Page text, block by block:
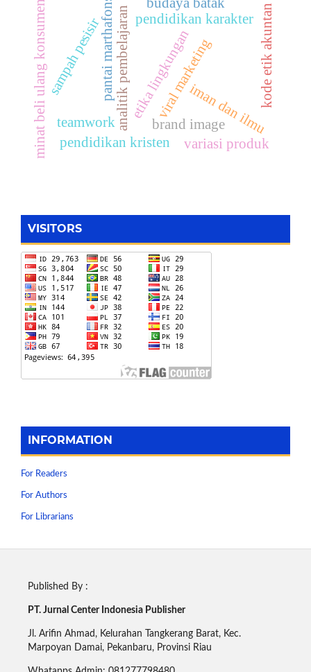
viral marketing
brand image
analitik pembelajaran pendidikan karakter
pendidikan kristen
iman dan ilmu
etika lingkungan
pantai marthafons
sampah pesisir
teamwork
variasi produk
minat beli ulang konsumen kode etik akuntan
VISITORS
INFORMATION
For Readers
For Authors
For Librarians
Published By :
PT. Jurnal Center Indonesia Publisher
Jl. Arifin Ahmad, Kelurahan Tangkerang Barat, Kec.
Marpoyan Damai, Pekanbaru, Provinsi Riau